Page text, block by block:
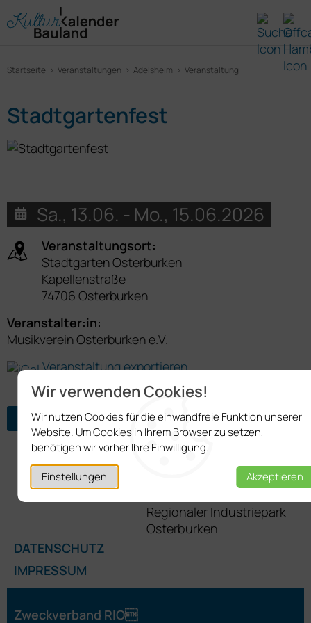
Wir verwenden Cookies!
Wir nutzen Cookies für die einwandfreie Funktion unserer
Website. Um Cookies in Ihrem Browser zu setzen,
benötigen wir vorher Ihre Einwilligung.
Einstellungen
Akzeptieren
Startseite Veranstaltungen Adelsheim Veranstaltung
Stadtgartenfest
Sa., 13.06. - Mo., 15.06.2026
Veranstaltungsort:
Stadtgarten Osterburken
Kapellenstraße
74706 Osterburken
Veranstalter:in:
Musikverein Osterburken e.V.
Veranstaltung exportieren
ZURÜCK ZUR ÜBERSICHT
DATENSCHUTZ
IMPRESSUM
Zweckverband RIO